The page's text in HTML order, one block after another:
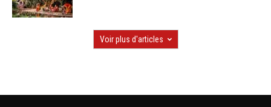
Voir plus d'articles